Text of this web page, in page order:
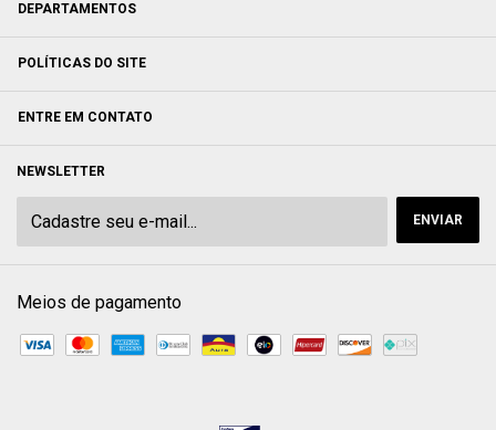
DEPARTAMENTOS
POLÍTICAS DO SITE
ENTRE EM CONTATO
NEWSLETTER
Meios de pagamento